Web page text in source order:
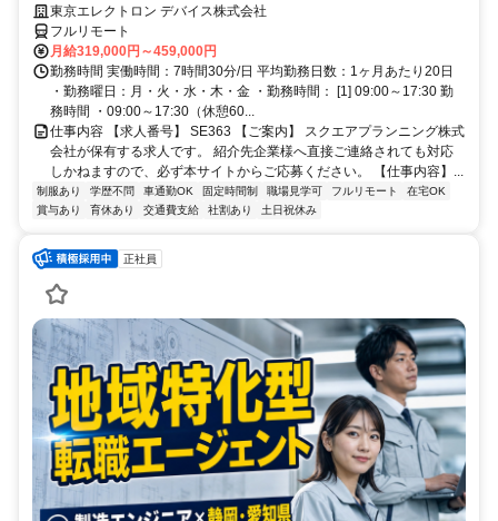
東京エレクトロン デバイス株式会社
フルリモート
月給319,000円～459,000円
勤務時間 実働時間：7時間30分/日 平均勤務日数：1ヶ月あたり20日
・勤務曜日：月・火・水・木・金 ・勤務時間： [1] 09:00～17:30 勤
務時間 ・09:00～17:30（休憩60...
仕事内容 【求人番号】 SE363 【ご案内】 スクエアプランニング株式
会社が保有する求人です。 紹介先企業様へ直接ご連絡されても対応
しかねますので、必ず本サイトからご応募ください。 【仕事内容】...
制服あり 学歴不問 車通勤OK 固定時間制 職場見学可 フルリモート
在宅OK
賞与あり
育休あり 交通費支給 社割あり 土日祝休み
正社員